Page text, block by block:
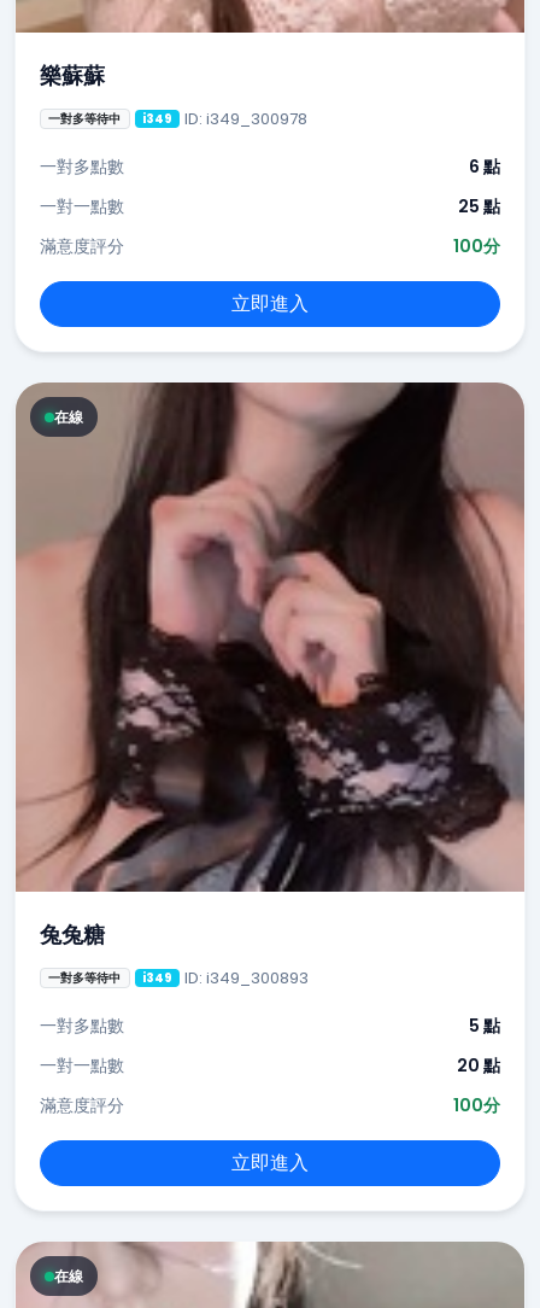
樂蘇蘇
一對多等待中 i349 ID: i349_300978
一對多點數
6 點
一對一點數
25 點
滿意度評分
100分
立即進入
在線
兔兔糖
一對多等待中 i349 ID: i349_300893
一對多點數
5 點
一對一點數
20 點
滿意度評分
100分
立即進入
在線